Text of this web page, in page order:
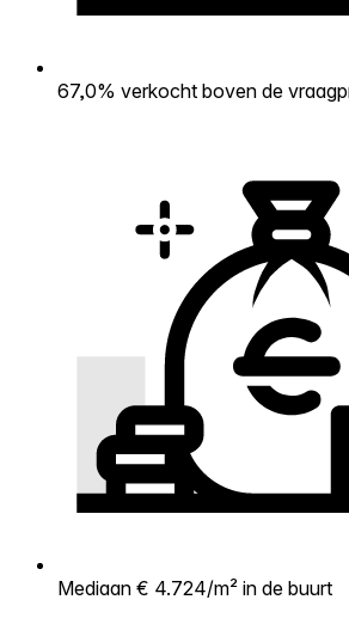
67,0% verkocht boven de
Mediaan € 4.724/m² in de buurt